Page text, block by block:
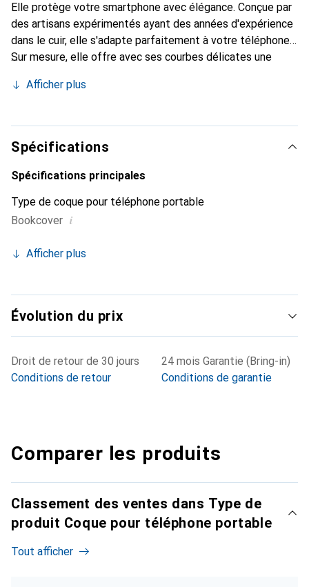
Elle protège votre smartphone avec élégance. Conçue par
des artisans expérimentés ayant des années d'expérience
dans le cuir, elle s'adapte parfaitement à votre téléphone.
Sur mesure, elle offre avec ses courbes délicates une
indispensable pour votre smartphone. Reconnaître
marque Noreve est un choix fiable pour une clientèle
exigeante.
Afficher plus
Spécifications
Spécifications principales
Type de coque pour téléphone portable
Bookcover i
Afficher plus
Évolution du prix
Droit de retour de 30 jours
Conditions de retour
24 mois Garantie (Bring-in)
Conditions de garantie
Comparer les produits
Classement des ventes dans Type de
produit Coque pour téléphone portable
Tout afficher